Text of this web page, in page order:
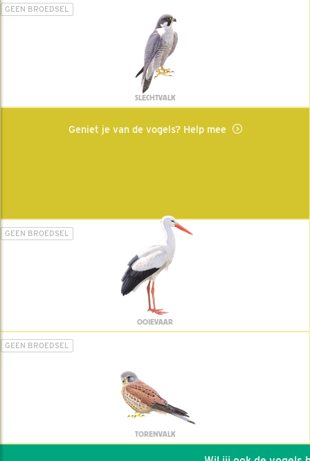
GEEN BROEDSEL
SLECHTVALK
Geniet je van de vogels? Help mee
GEEN BROEDSEL
OOIEVAAR
GEEN BROEDSEL
TORENVALK